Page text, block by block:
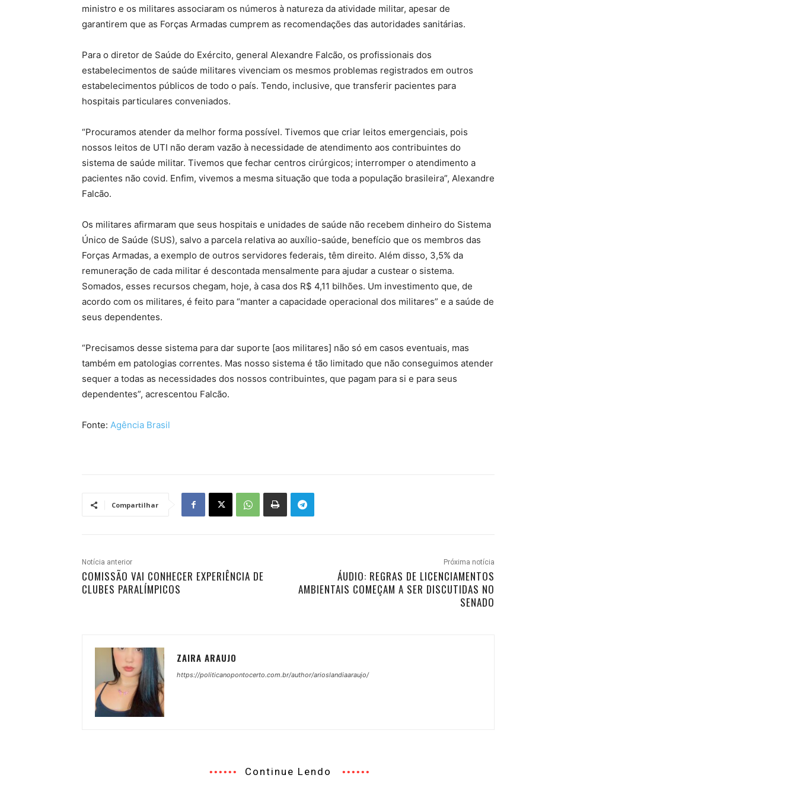
ministro e os militares associaram os números à natureza da atividade militar, apesar de
garantirem que as Forças Armadas cumprem as recomendações das autoridades sanitárias.
Para o diretor de Saúde do Exército, general Alexandre Falcão, os profissionais dos
estabelecimentos de saúde militares vivenciam os mesmos problemas registrados em outros
estabelecimentos públicos de todo o país. Tendo, inclusive, que transferir pacientes para
hospitais particulares conveniados.
“Procuramos atender da melhor forma possível. Tivemos que criar leitos emergenciais, pois
nossos leitos de UTI não deram vazão à necessidade de atendimento aos contribuintes do
sistema de saúde militar. Tivemos que fechar centros cirúrgicos; interromper o atendimento a
pacientes não covid. Enfim, vivemos a mesma situação que toda a população brasileira”, Alexandre
Falcão.
Os militares afirmaram que seus hospitais e unidades de saúde não recebem dinheiro do Sistema
Único de Saúde (SUS), salvo a parcela relativa ao auxílio-saúde, benefício que os membros das
Forças Armadas, a exemplo de outros servidores federais, têm direito. Além disso, 3,5% da
remuneração de cada militar é descontada mensalmente para ajudar a custear o sistema.
Somados, esses recursos chegam, hoje, à casa dos R$ 4,11 bilhões. Um investimento que, de
acordo com os militares, é feito para “manter a capacidade operacional dos militares” e a saúde de
seus dependentes.
“Precisamos desse sistema para dar suporte [aos militares] não só em casos eventuais, mas
também em patologias correntes. Mas nosso sistema é tão limitado que não conseguimos atender
sequer a todas as necessidades dos nossos contribuintes, que pagam para si e para seus
dependentes”, acrescentou Falcão.
Fonte: Agência Brasil
Compartilhar
Notícia anterior
COMISSÃO VAI CONHECER EXPERIÊNCIA DE
CLUBES PARALÍMPICOS
Próxima notícia
ÁUDIO: REGRAS DE LICENCIAMENTOS
AMBIENTAIS COMEÇAM A SER DISCUTIDAS NO
SENADO
ZAIRA ARAUJO
https://politicanopontocerto.com.br/author/arioslandiaaraujo/
Continue Lendo